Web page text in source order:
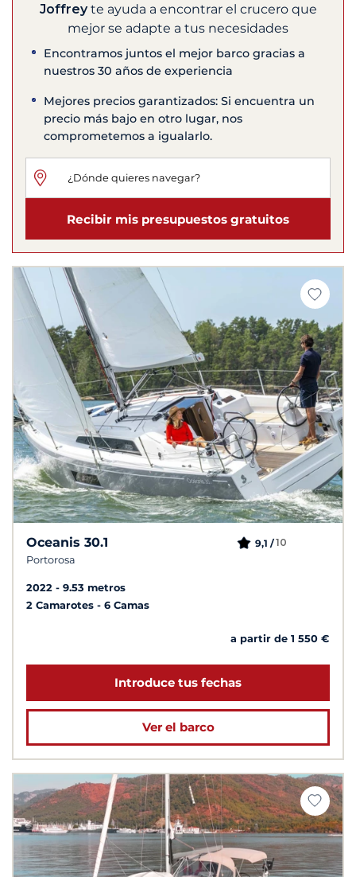
Joffreyte ayuda a encontrar el crucero que
mejor se adapte a tus necesidades
Encontramos juntos el mejor barco gracias a
nuestros 30 años de experiencia
Mejores precios garantizados: Si encuentra un
precio más bajo en otro lugar, nos
comprometemos a igualarlo.
Recibir mis presupuestos gratuitos
Oceanis 30.1
Portorosa
9,1 /10
2022
9.53 metros
2 Camarotes
6 Camas
a partir de 1 550 €
Introduce tus fechas
Ver el barco